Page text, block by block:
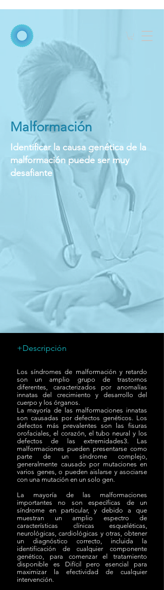
Malformación
Identificar la causa genética de la
malformación puede ser muy
desafiante
+Descripción
Los síndromes de malformación y retardo
son un amplio grupo de trastornos
diferentes, caracterizados por anomalías
innatas del crecimiento y desarrollo del
cuerpo y los órganos.
La mayoría de las malformaciones innatas
son causadas por defectos genéticos. Los
defectos más prevalentes son las fisuras
orofaciales, el corazón, el tubo neural y los
defectos de las extremidades3. Las
malformaciones pueden presentarse como
parte de un síndrome complejo,
generalmente causado por mutaciones en
varios genes, o pueden aislarse y asociarse
con una mutación en un solo gen.
La mayoría de las malformaciones
importantes no son específicas de un
síndrome en particular, y debido a que
muestran un amplio espectro de
características clínicas esqueléticas,
neurológicas, cardiológicas y otras, obtener
un diagnóstico correcto, incluida la
identificación de cualquier componente
genético, para comenzar el tratamiento
disponible es Difícil pero esencial para
maximizar la efectividad de cualquier
intervención.